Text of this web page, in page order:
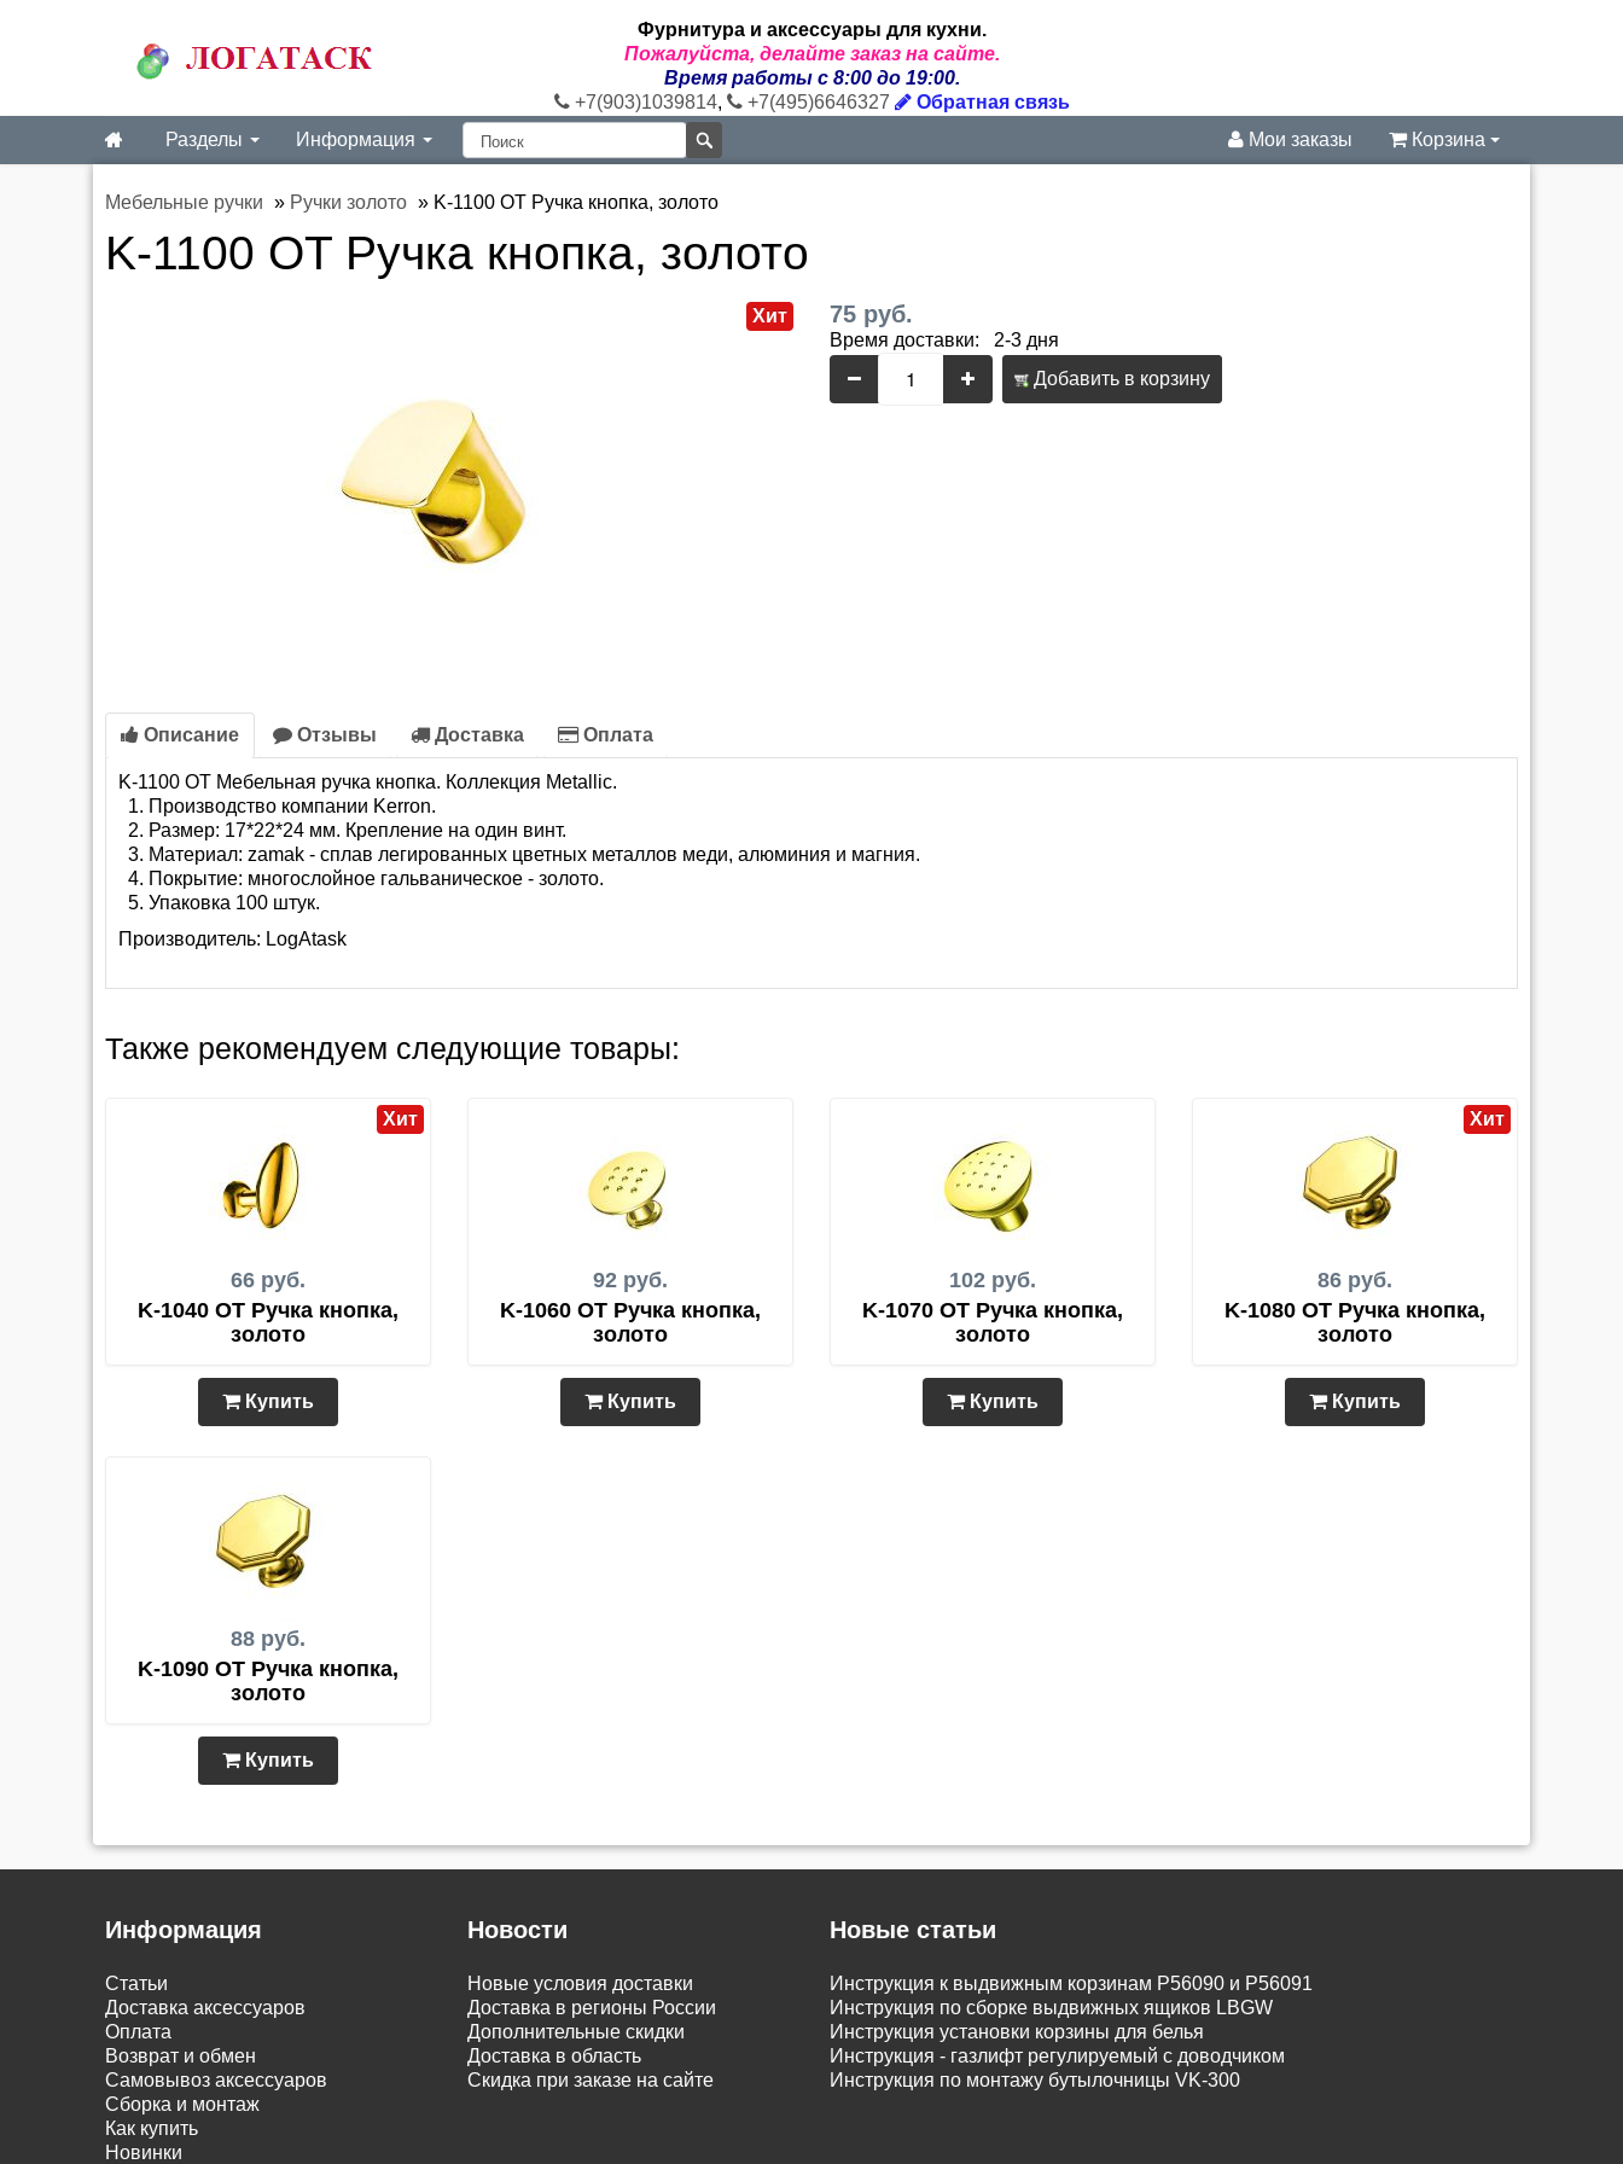
Фурнитура и аксессуары для кухни.
Пожалуйста, делайте заказ на сайте.
Время работы с 8:00 до 19:00.
+7(903)1039814, +7(495)6646327
Обратная связь
Разделы
Информация Мои заказы Корзина
Мебельные ручки » Ручки золото » K-1100 OT Ручка кнопка, золото
K-1100 OT Ручка кнопка, золото
Хит 75 руб.
Время доставки: 2-3 дня
Добавить в корзину
Описание Отзывы Доставка Оплата
K-1100 OT Мебельная ручка кнопка. Коллекция Metallic.
Производство компании Kerron.
Размер: 17*22*24 мм. Крепление на один винт.
Материал: zamak - сплав легированных цветных металлов меди, алюминия и магния.
Покрытие: многослойное гальваническое - золото.
Упаковка 100 штук.
Производитель: LogAtask
Также рекомендуем следующие товары:
66 руб.
Хит
K-1040 OT Ручка кнопка,
золото
Купить
92 руб.
K-1060 OT Ручка кнопка,
золото
Купить
102 руб.
K-1070 OT Ручка кнопка,
золото
Купить
86 руб.
Хит
K-1080 OT Ручка кнопка,
золото
Купить
88 руб.
K-1090 OT Ручка кнопка,
золото
Купить
Информация
Статьи
Доставка аксессуаров
Оплата
Возврат и обмен
Самовывоз аксессуаров
Сборка и монтаж
Как купить
Новинки
Новости
Новые условия доставки
Доставка в регионы России
Дополнительные скидки
Доставка в область
Скидка при заказе на сайте
Новые статьи
Инструкция к выдвижным корзинам P56090 и P56091
Инструкция по сборке выдвижных ящиков LBGW
Инструкция установки корзины для белья
Инструкция - газлифт регулируемый с доводчиком
Инструкция по монтажу бутылочницы VK-300